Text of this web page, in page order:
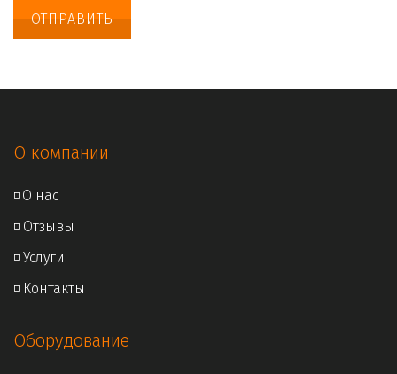
ОТПРАВИТЬ
О компании
◽О нас
◽ Отзывы
◽ Услуги
◽ Контакты
Оборудование